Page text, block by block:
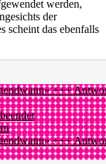
werden,
der
scheint das ebenfalls
+++
+++